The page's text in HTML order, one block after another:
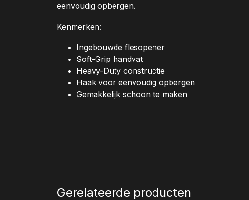
eenvoudig opbergen.
Kenmerken:
Ingebouwde flesopener
Soft-Grip handvat
Heavy-Duty constructie
Haak voor eenvoudig opbergen
Gemakkelijk schoon te maken
Gerelateerde producten